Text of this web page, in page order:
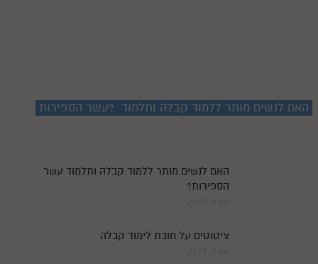
חלק ז
האם לנשים מותר ללמוד קבלה ותלמוד עשר הספירות?
האם לנשים מותר ללמוד קבלה ותלמוד עשר
הספירות?
ציטוטים על חובת לימוד קבלה